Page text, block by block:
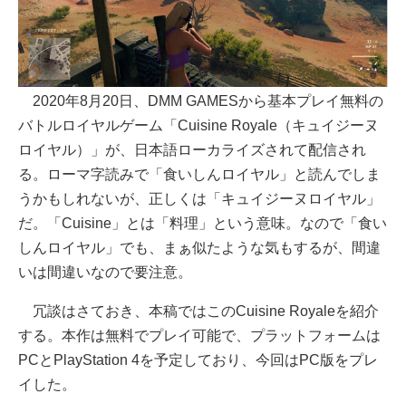
2020年8月20日、DMM GAMESから基本プレイ無料の
バトルロイヤルゲーム「Cuisine Royale（キュイジーヌ
ロイヤル）」が、日本語ローカライズされて配信され
る。ローマ字読みで「食いしんロイヤル」と読んでしま
うかもしれないが、正しくは「キュイジーヌロイヤル」
だ。「Cuisine」とは「料理」という意味。なので「食い
しんロイヤル」でも、まぁ似たような気もするが、間違
いは間違いなので要注意。
冗談はさておき、本稿ではこのCuisine Royaleを紹介
する。本作は無料でプレイ可能で、プラットフォームは
PCとPlayStation 4を予定しており、今回はPC版をプレ
イした。